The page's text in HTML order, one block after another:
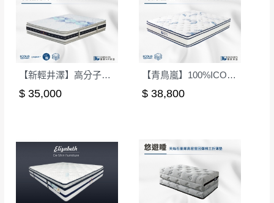
【新輕井澤】高分子科技棉無彈簧健康床墊-單人3.5尺(軟硬適中)｜德新 VIP 床墊
$ 35,000
【青鳥嵐】100%ICOLD涼感強化護邊硬式獨立筒床墊-雙人5尺｜德新床墊
$ 38,800